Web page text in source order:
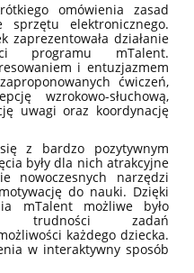
omówienia zasad
sprzętu elektronicznego.
zaprezentowała działanie
programu mTalent.
i entuzjazmem
ćwiczeń,
wzrokowo-słuchową,
uwagi oraz koordynację
z bardzo pozytywnym
były dla nich atrakcyjne
nowoczesnych narzędzi
do nauki. Dzięki
mTalent możliwe było
trudności zadań
każdego dziecka.
w interaktywny sposób